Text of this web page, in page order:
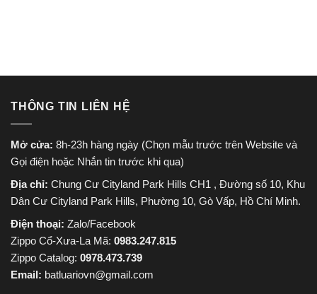
THÔNG TIN LIÊN HỆ
Mở cửa: 8h-23h hàng ngày (Chọn mẫu trước trên Website và
Gọi điện hoặc Nhắn tin trước khi qua)
Địa chỉ: Chung Cư Cityland Park Hills CH1 , Đường số 10, Khu
Dân Cư Cityland Park Hills, Phường 10, Gò Vấp, Hồ Chí Minh.
Điện thoại: Zalo/Facebook
Zippo Cổ-Xưa-La Mã: 0983.247.815
Zippo Catalog: 0978.473.739
Email: batluariovn@gmail.com